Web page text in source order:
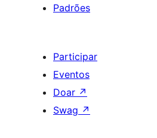
Padrões
Participar
Eventos
Doar ↗
Swag ↗